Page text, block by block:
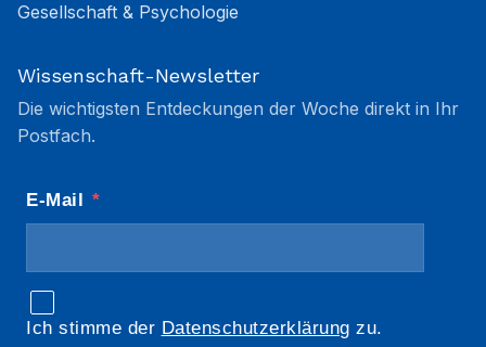
Gesellschaft & Psychologie
Wissenschaft-Newsletter
Die wichtigsten Entdeckungen der Woche direkt in Ihr
Postfach.